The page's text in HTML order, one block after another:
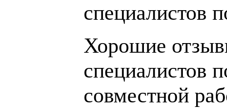
специалистов
Хорошие
специалистов
совместной